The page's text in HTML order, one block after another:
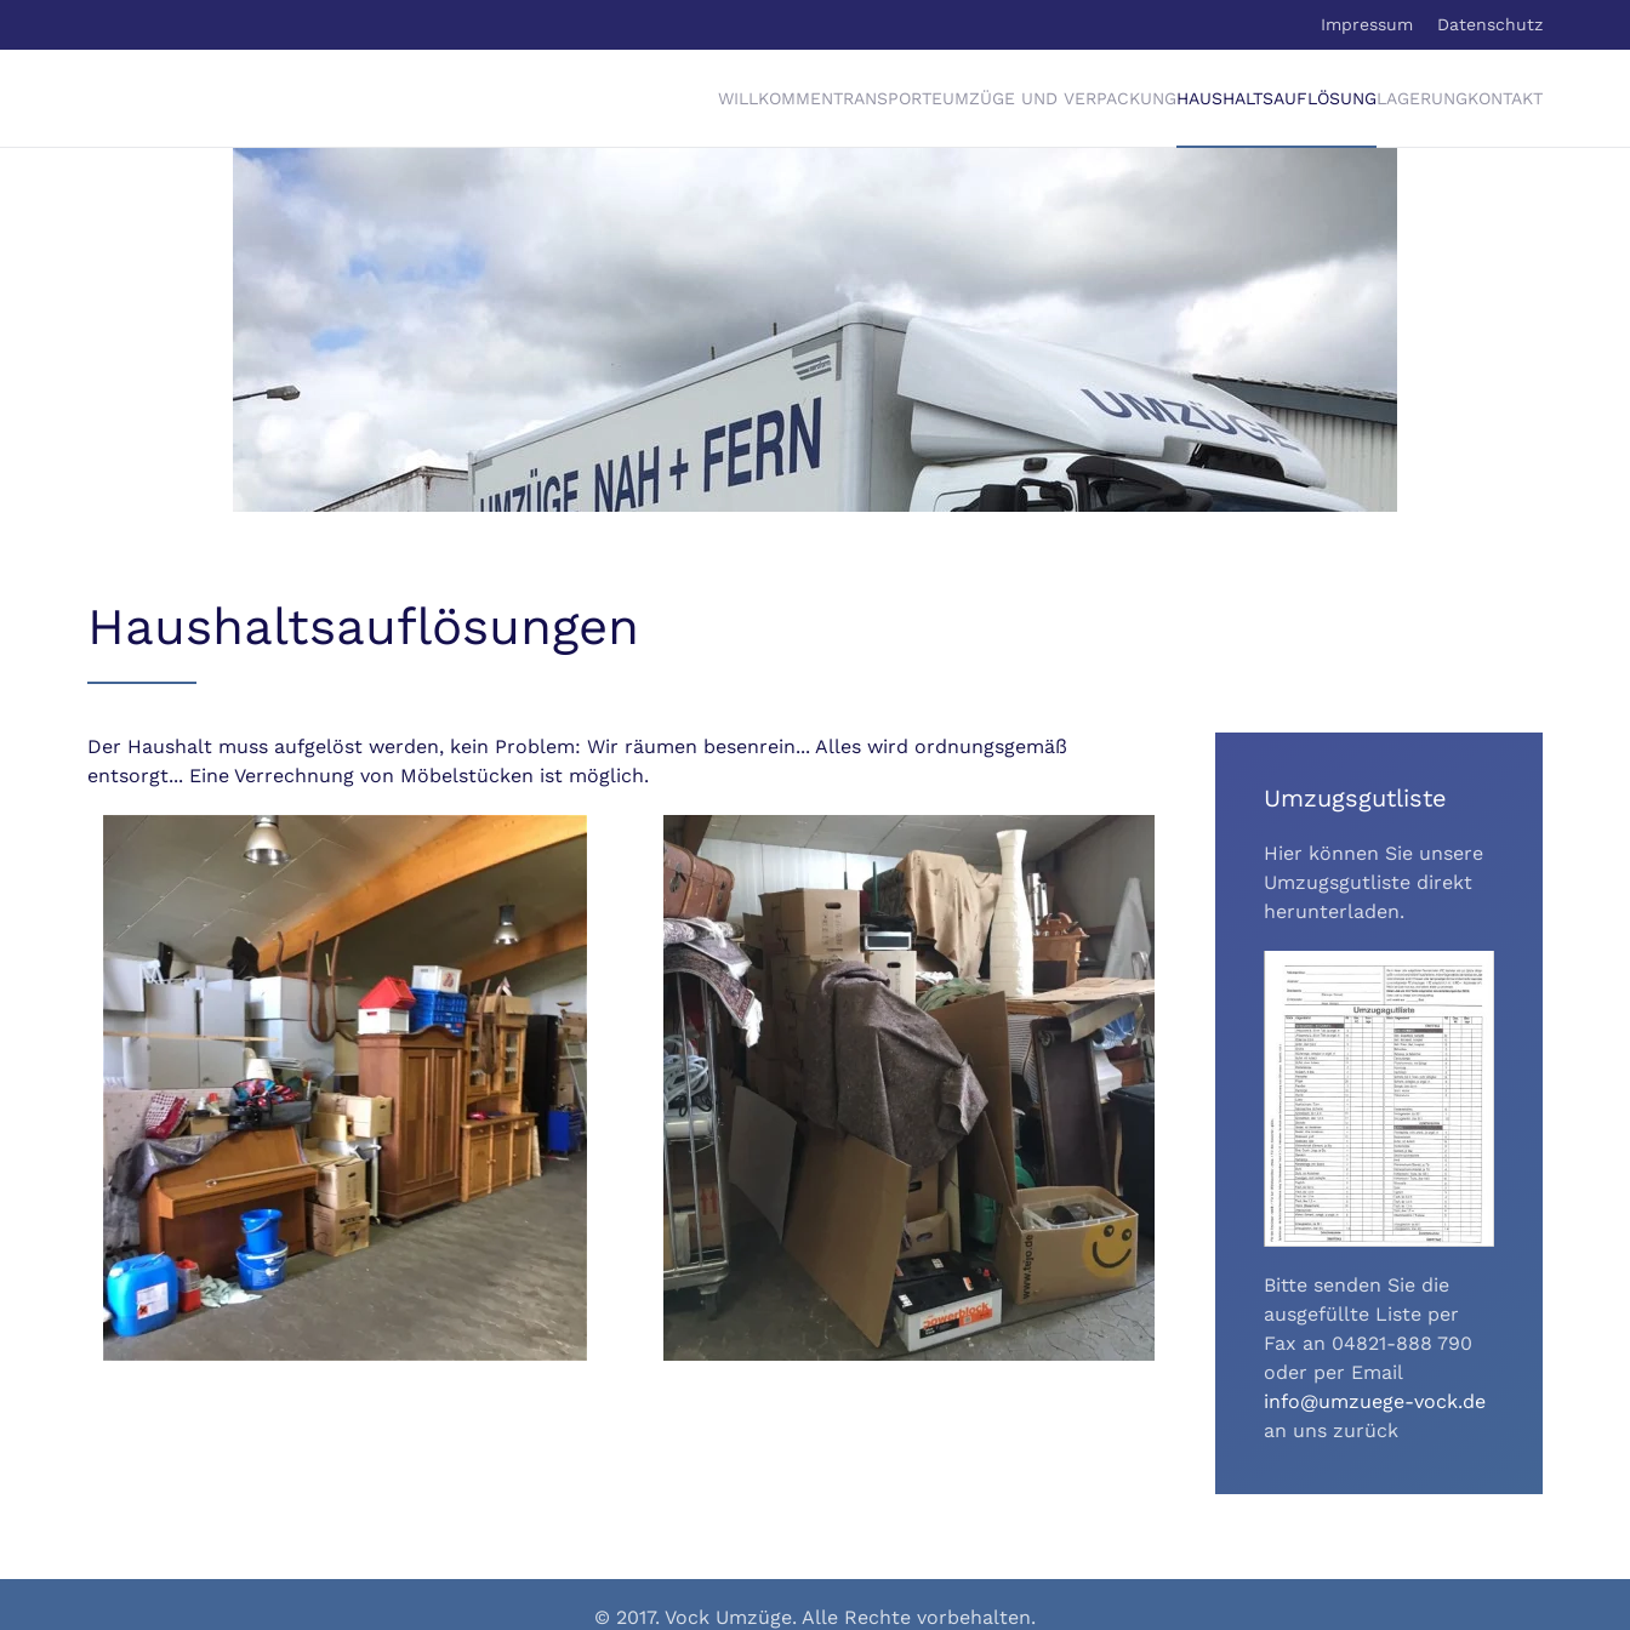
Impressum Datenschutz
WILLKOMMENTRANSPORTEUMZÜGE UND VERPACKUNGHAUSHALTSAUFLÖSUNGLAGERUNGKONTAKT
Haushaltsauflösungen
Der Haushalt muss aufgelöst werden, kein Problem: Wir räumen besenrein... Alles wird ordnungsgemäß
entsorgt... Eine Verrechnung von Möbelstücken ist möglich.
Umzugsgutliste
Hier können Sie unsere
Umzugsgutliste direkt
herunterladen.
Bitte senden Sie die
ausgefüllte Liste per
Fax an 04821-888 790
oder per Email
info@umzuege-vock.de
an uns zurück
© 2017. Vock Umzüge. Alle Rechte vorbehalten.